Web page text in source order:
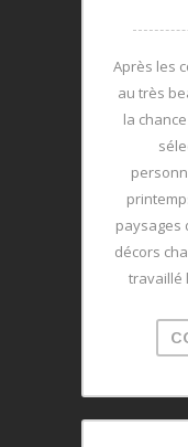
Après les
au très
la
paysages
décors
travaillé